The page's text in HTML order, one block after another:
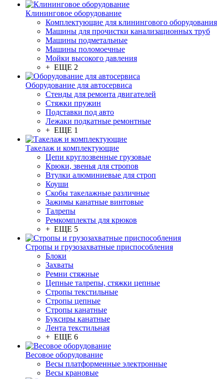
Клининговое оборудование
Комплектующие для клинингового оборудования
Машины для прочистки канализационных труб
Машины подметальные
Машины поломоечные
Мойки высокого давления
+ ЕЩЕ 2
Оборудование для автосервиса
Стенды для ремонта двигателей
Стяжки пружин
Подставки под авто
Лежаки подкатные ремонтные
+ ЕЩЕ 1
Такелаж и комплектующие
Цепи круглозвенные грузовые
Крюки, звенья для стропов
Втулки алюминиевые для строп
Коуши
Скобы такелажные различные
Зажимы канатные винтовые
Талрепы
Ремкомплекты для крюков
+ ЕЩЕ 5
Стропы и грузозахватные приспособления
Блоки
Захваты
Ремни стяжные
Цепные талрепы, стяжки цепные
Стропы текстильные
Стропы цепные
Стропы канатные
Буксиры канатные
Лента текстильная
+ ЕЩЕ 6
Весовое оборудование
Весы платформенные электронные
Весы крановые